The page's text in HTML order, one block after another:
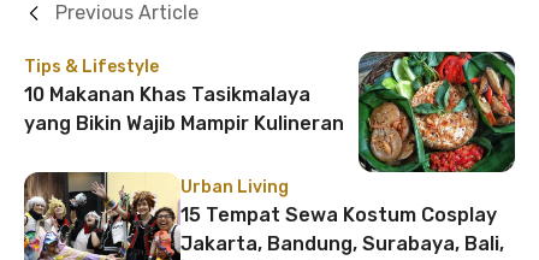
Tips & Lifestyle
10 Makanan Khas Tasikmalaya
yang Bikin Wajib Mampir Kulineran
Previous Article
Urban Living
15 Tempat Sewa Kostum Cosplay
Jakarta, Bandung, Surabaya, Bali,